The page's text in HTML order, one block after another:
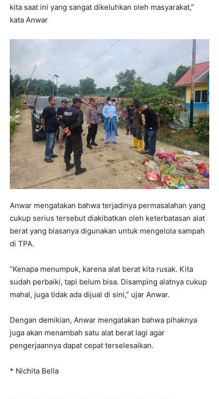
kita saat ini yang sangat dikeluhkan oleh masyarakat,”
kata Anwar
Anwar mengatakan bahwa terjadinya permasalahan yang
cukup serius tersebut diakibatkan oleh keterbatasan alat
berat yang biasanya digunakan untuk mengelola sampah
di TPA.
“Kenapa menumpuk, karena alat berat kita rusak. Kita
sudah perbaiki, tapi belum bisa. Disamping alatnya cukup
mahal, juga tidak ada dijual di sini,” ujar Anwar.
Dengan demikian, Anwar mengatakan bahwa pihaknya
juga akan menambah satu alat berat lagi agar
pengerjaannya dapat cepat terselesaikan.
* Nichita Bella